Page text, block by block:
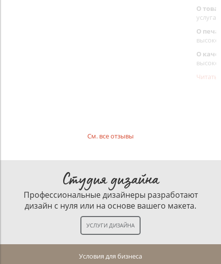
О
услуга
О
О
Читать
См. все отзывы
Студия дизайна
Профессиональные дизайнеры разработают
дизайн с нуля или на основе вашего макета.
Условия для бизнеса